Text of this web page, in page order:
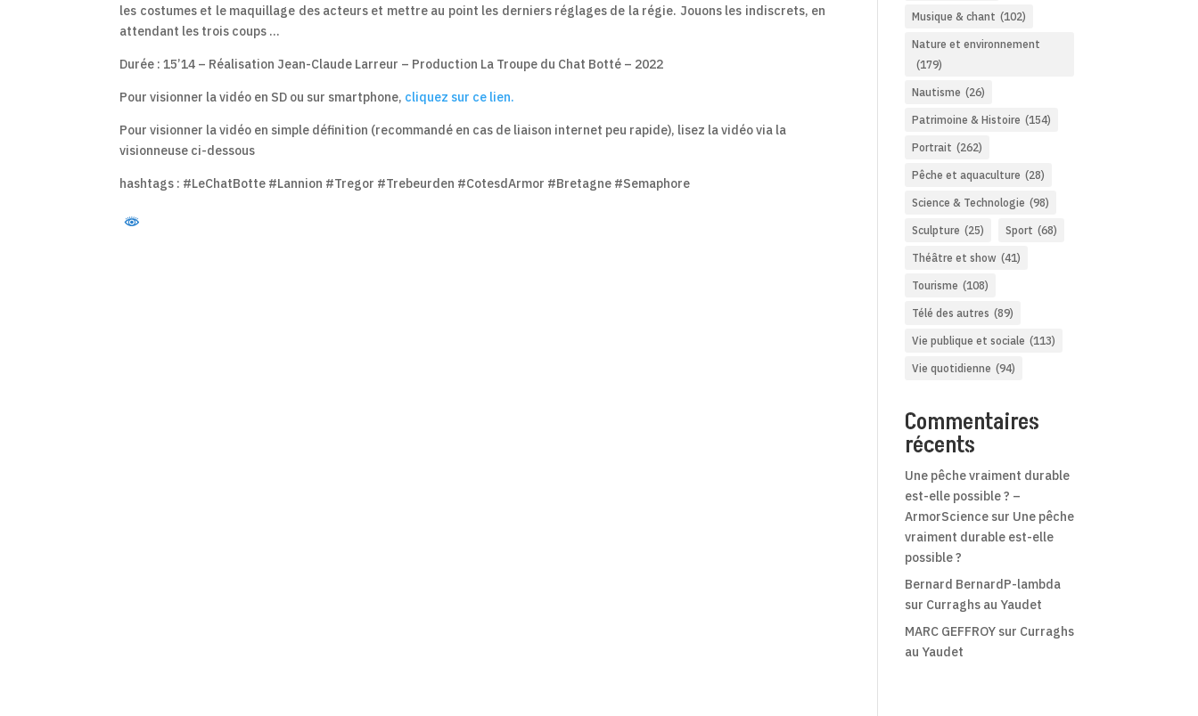
les costumes et le maquillage des acteurs et mettre au point les derniers réglages de la régie. Jouons les indiscrets, en
attendant les trois coups …
Durée : 15’14 – Réalisation Jean-Claude Larreur – Production La Troupe du Chat Botté – 2022
Pour visionner la vidéo en SD ou sur smartphone, cliquez sur ce lien.
Pour visionner la vidéo en simple définition (recommandé en cas de liaison internet peu rapide), lisez la vidéo via la
visionneuse ci-dessous
hashtags : #LeChatBotte #Lannion #Tregor #Trebeurden #CotesdArmor #Bretagne #Semaphore
Musique & chant (102)
Nature et environnement
(179)
Nautisme (26)
Patrimoine & Histoire (154)
Portrait (262)
Pêche et aquaculture (28)
Science & Technologie (98)
Sculpture (25) Sport (68)
Théâtre et show (41)
Tourisme (108)
Télé des autres (89)
Vie publique et sociale (113)
Vie quotidienne (94)
Commentaires
récents
Une pêche vraiment durable
est-elle possible ? –
ArmorScience sur Une pêche
vraiment durable est-elle
possible ?
Bernard BernardP-lambda
sur Curraghs au Yaudet
MARC GEFFROY sur Curraghs
au Yaudet